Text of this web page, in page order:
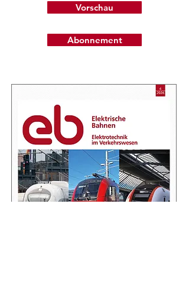
Vorschau
Abonnement